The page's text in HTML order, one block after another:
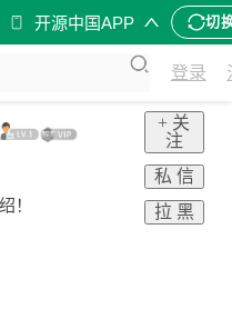
开源中国APP 切
登录
！
+ 关
注
私 信
拉 黑